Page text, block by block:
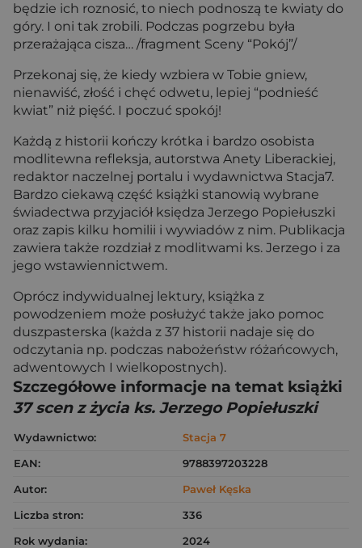
będzie ich roznosić, to niech podnoszą te kwiaty do
góry. I oni tak zrobili. Podczas pogrzebu była
przerażająca cisza… /fragment Sceny “Pokój”/
Przekonaj się, że kiedy wzbiera w Tobie gniew,
nienawiść, złość i chęć odwetu, lepiej “podnieść
kwiat” niż pięść. I poczuć spokój!
Każdą z historii kończy krótka i bardzo osobista
modlitewna refleksja, autorstwa Anety Liberackiej,
redaktor naczelnej portalu i wydawnictwa Stacja7.
Bardzo ciekawą część książki stanowią wybrane
świadectwa przyjaciół księdza Jerzego Popiełuszki
oraz zapis kilku homilii i wywiadów z nim. Publikacja
zawiera także rozdział z modlitwami ks. Jerzego i za
jego wstawiennictwem.
Oprócz indywidualnej lektury, książka z
powodzeniem może posłużyć także jako pomoc
duszpasterska (każda z 37 historii nadaje się do
odczytania np. podczas nabożeństw różańcowych,
adwentowych I wielkopostnych).
Szczegółowe informacje na temat książki
37 scen z życia ks. Jerzego Popiełuszki
Wydawnictwo:
Stacja 7
EAN:
9788397203228
Autor:
Paweł Kęska
Liczba stron:
336
Rok wydania:
2024